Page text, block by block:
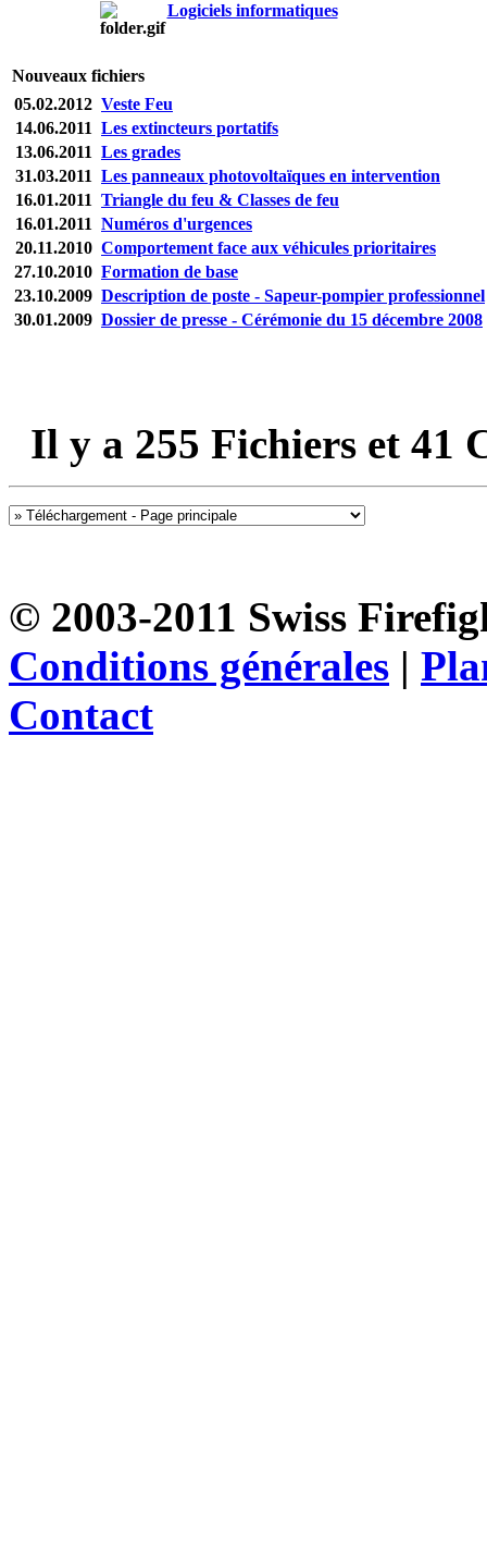
Logiciels informatiques
Nouveaux fichiers
05.02.2012 Veste Feu
14.06.2011 Les extincteurs portatifs
13.06.2011 Les grades
31.03.2011 Les panneaux photovoltaïques en intervention
16.01.2011 Triangle du feu & Classes de feu
16.01.2011 Numéros d'urgences
20.11.2010 Comportement face aux véhicules prioritaires
27.10.2010 Formation de base
23.10.2009 Description de poste - Sapeur-pompier professionnel
30.01.2009 Dossier de presse - Cérémonie du 15 décembre 2008
Il y a 255 Fichiers et 41
© 2003-2011 Swiss
Conditions générales |
Contact